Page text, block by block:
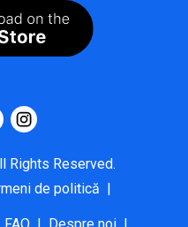
Rights Reserved.
de politică |